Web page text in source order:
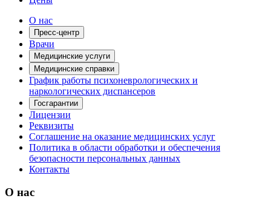
О нас
Пресс-центр
Врачи
Медицинские услуги
Медицинские справки
График работы психоневрологических и
наркологических диспансеров
Госгарантии
Лицензии
Реквизиты
Соглашение на оказание медицинских услуг
Политика в области обработки и обеспечения
безопасности персональных данных
Контакты
О нас